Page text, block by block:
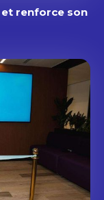
et renforce son